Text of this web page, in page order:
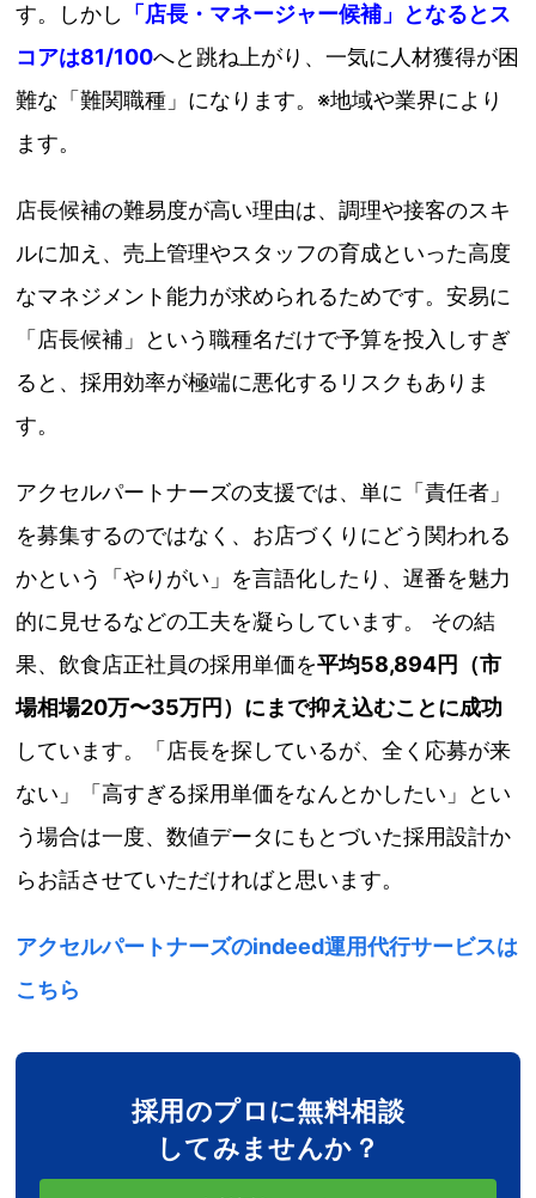
す。しかし
「店長・マネージャー候補」となるとス
コアは81/100へと跳ね上がり、一気に人材獲得が困
難な「難関職種」になります。※地域や業界により
ます。
店長候補の難易度が高い理由は、調理や接客のスキ
ルに加え、売上管理やスタッフの育成といった高度
なマネジメント能力が求められるためです。安易に
「店長候補」という職種名だけで予算を投入しすぎ
ると、採用効率が極端に悪化するリスクもありま
す。
アクセルパートナーズの支援では、単に「責任者」
を募集するのではなく、お店づくりにどう関われる
かという「やりがい」を言語化したり、遅番を魅力
的に見せるなどの工夫を凝らしています。 その結
果、飲食店正社員の採用単価を平均58,894円（市
場相場20万〜35万円）にまで抑え込むことに成功
しています。「店長を探しているが、全く応募が来
ない」「高すぎる採用単価をなんとかしたい」とい
う場合は一度、数値データにもとづいた採用設計か
らお話させていただければと思います。
アクセルパートナーズのindeed運用代行サービスは
こちら
採用のプロに無料相談
してみませんか？